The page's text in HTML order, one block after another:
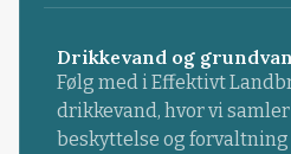
Drikkevand og
Følg med i Effektivt
drikkevand, hvor vi
beskyttelse og